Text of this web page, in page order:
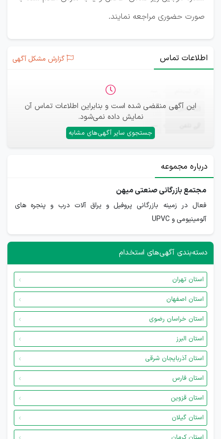
صورت حضوری مراجعه نمایند.
اطلاعات تماس گزارش مشکل آگهی
این آگهی منقضی شده است و بنابراین اطلاعات تماس آن
نمایش داده نمی‌شود.
جستجوی سایر آگهی‌های مشابه
ایمیل —
—
درباره مجموعه
مجتمع بازرگانی صنعتی میهن
فعال در زمینه بازرگانی پروفیل و یراق آلات درب و پنجره های
آلومینیومی و UPVC
دسته‌بندی آگهی‌های استخدام
استان تهران
استان اصفهان
استان خراسان رضوی
استان البرز
استان آذربایجان شرقی
استان فارس
استان قزوین
استان گیلان